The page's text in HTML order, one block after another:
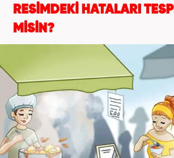
RESİMDEKİ HATALARI
MİSİN?